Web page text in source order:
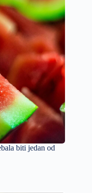
biti jedan od